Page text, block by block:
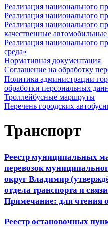
Реализация национального
Реализация национального
Реализация национального
качественные
Реализация национального
среда»
Нормативная документация
Соглашение на обработку
Политика администрации
обработки персональных
Троллейбусные маршруты
Перечень городских
Транспорт
Реестр муниципальных
перевозок
округ Владимир
отдела транспорта и
Примечание: для чтения
Реестр остановочных